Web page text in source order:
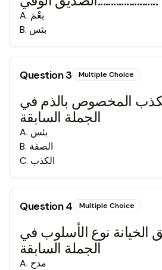
A. نِعْمَ
B. بئس
Question3 Multiple Choice
المخصوص بالذم في
الجملة السابقة
A. بئس
B. الصفة
C. الكذب
Question4 Multiple Choice
الخيانة نوع الأسلوب في
الجملة السابقة
A. مدح